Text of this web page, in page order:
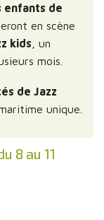
enfants de
en scène
kids , un
mois.
de Jazz
unique.
8 au 11